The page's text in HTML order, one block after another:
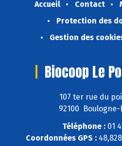
Accueil Contact
Protection des
Gestion des
Biocoop Le
107 ter rue du
92100
Téléphone :01
Coordonnées GPS :